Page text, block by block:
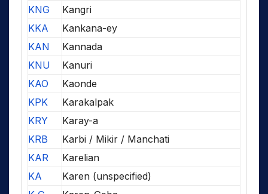
KNG
Kangri
KKA
Kankana-ey
KAN
Kannada
KNU
Kanuri
KAO
Kaonde
KPK
Karakalpak
KRY
Karay-a
KRB
Karbi / Mikir / Manchati
KAR
Karelian
KA
Karen (unspecified)